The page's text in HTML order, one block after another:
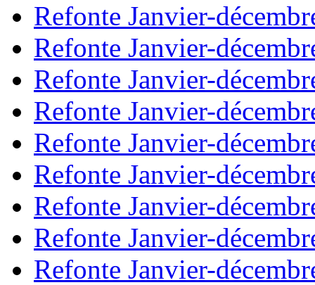
Refonte Janvier-
Refonte Janvier-
Refonte Janvier-
Refonte Janvier-
Refonte Janvier-
Refonte Janvier-
Refonte Janvier-
Refonte Janvier-
Refonte Janvier-